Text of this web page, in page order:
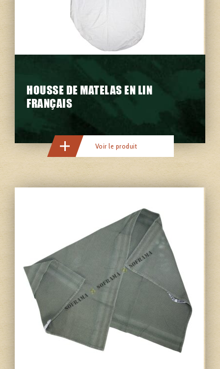
HOUSSE DE MATELAS EN LIN
FRANÇAIS
Voir le produit